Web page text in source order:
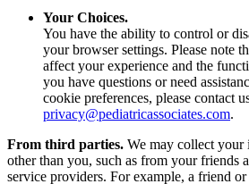
Your Choices.
You have the ability to control or
your browser settings. Please note
affect your experience and the
you have questions or need
cookie preferences, please contact
privacy@pediatricassociates.com.
From third parties. We may collect your
other than you, such as from your friends
service providers. For example, a friend